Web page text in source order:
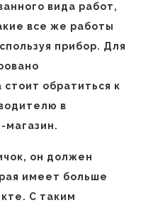
вида работ,
все же работы
прибор. Для
обратиться к
в
магазин.
он должен
имеет больше
С таким